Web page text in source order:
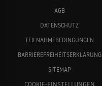
AGB
DATENSCHUTZ
TEILNAHMEBEDINGUNGEN
BARRIEREFREIHEITSERKLÄRUNG
SITEMAP
COOKIE-EINSTELLUNGEN